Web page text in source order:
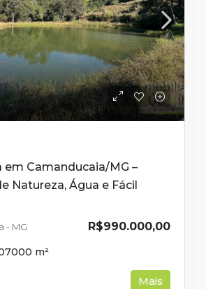
em Camanducaia/MG –
Natureza, Água e Fácil
R$990.000,00
- MG
m²
Mais